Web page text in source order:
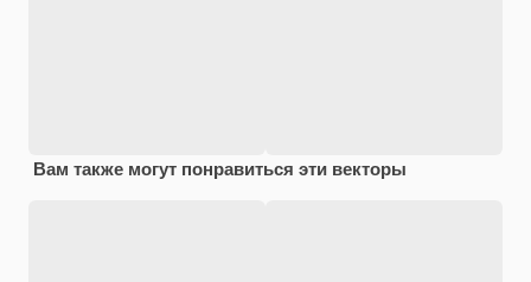
Вам также могут понравиться эти векторы